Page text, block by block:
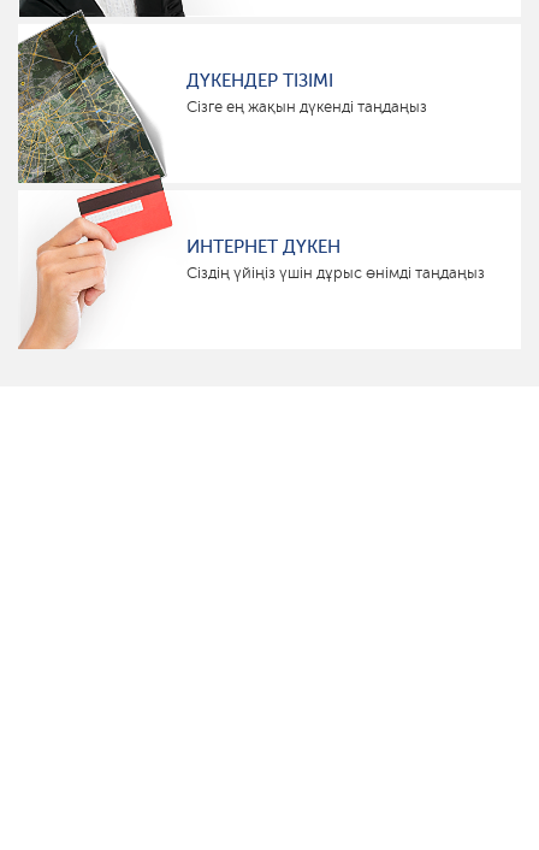
ДҮКЕНДЕР ТІЗІМІ
Сізге ең жақын дүкенді таңдаңыз
ИНТЕРНЕТ ДҮКЕН
Сіздің үйіңіз үшін дұрыс өнімді таңдаңыз